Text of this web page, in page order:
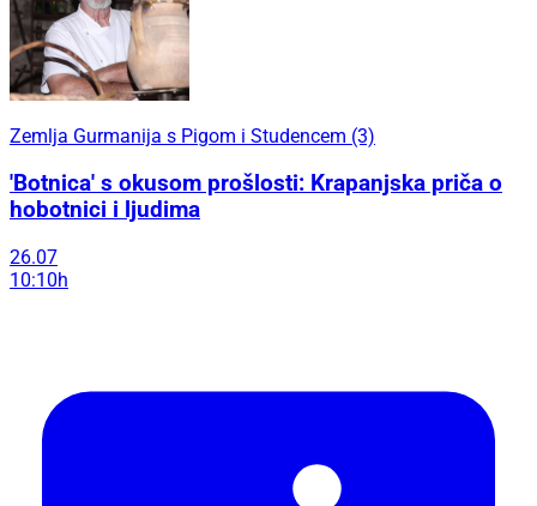
Zemlja Gurmanija s Pigom i Studencem (3)
'Botnica' s okusom prošlosti: Krapanjska priča o
hobotnici i ljudima
26.07
10:10h